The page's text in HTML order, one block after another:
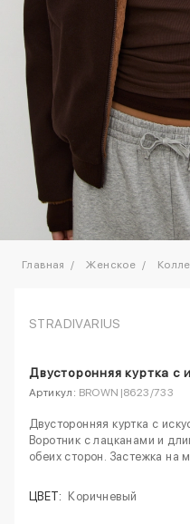
Главная Женское
STRADIVARIUS
Двусторонняя куртка с
Артикул: BROWN|8623/733
Двусторонняя куртка с
Воротник с лацканами и
обеих сторон. Застежка на
ЦВЕТ: Коричневый